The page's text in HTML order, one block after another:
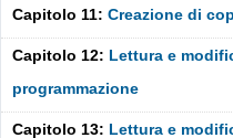
Capitolo 11: Creazione di
Capitolo 12: Lettura e
programmazione
Capitolo 13: Lettura e